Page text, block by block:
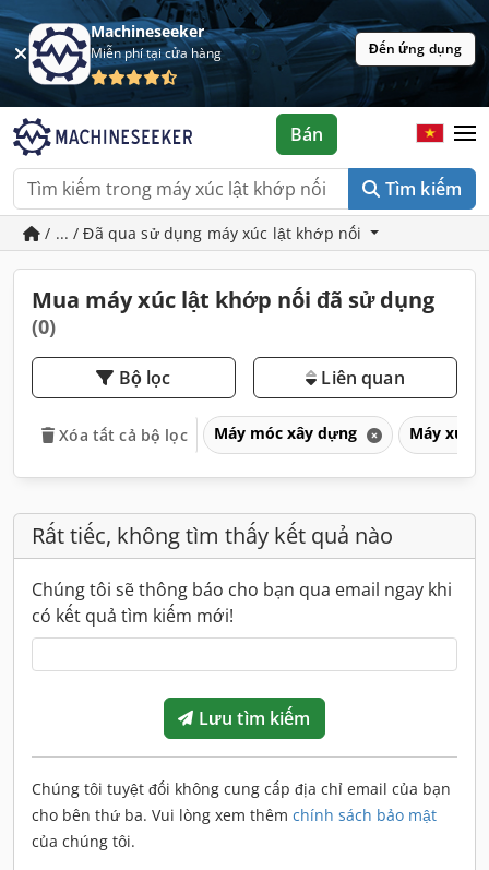
Machineseeker
Miễn phí tại cửa hàng Đến ứng dụng
Tìm kiếm
Bán
/ ... / Đã qua sử dụng máy xúc lật khớp nối
Mua máy xúc lật khớp nối đã sử dụng
(0)
Bộ lọc Liên quan
Xóa tất cả bộ lọc Máy móc xây dựng Máy xúc
Rất tiếc, không tìm thấy kết quả nào
Chúng tôi sẽ thông báo cho bạn qua email ngay khi
có kết quả tìm kiếm mới!
Lưu tìm kiếm
Chúng tôi tuyệt đối không cung cấp địa chỉ email của bạn
cho bên thứ ba. Vui lòng xem thêm chính sách bảo mật
của chúng tôi.